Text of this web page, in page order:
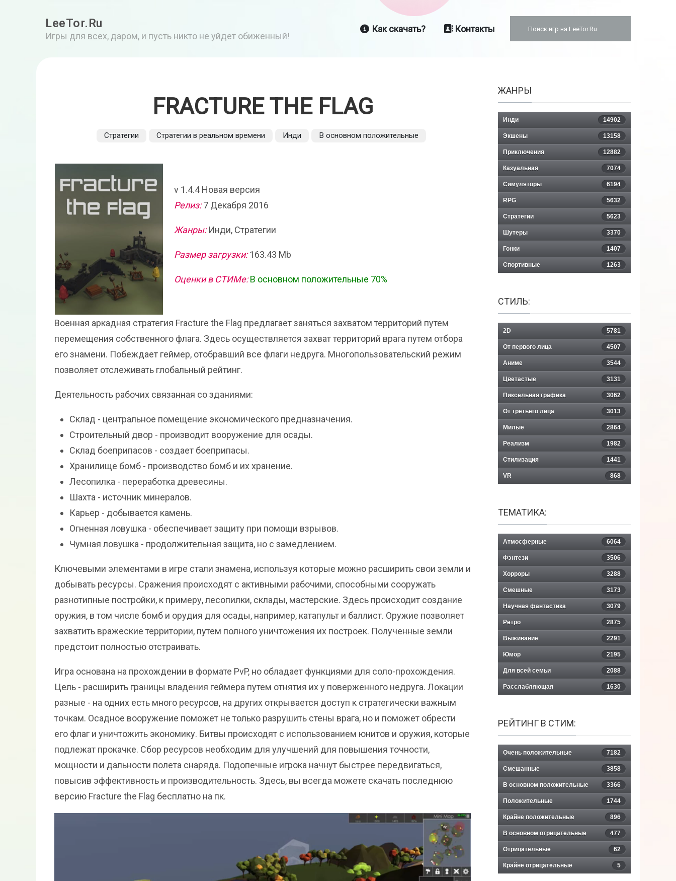
LeeTor.Ru
Игры для всех, даром, и пусть никто не уйдет обиженный!
Как скачать? Контакты
FRACTURE THE FLAG
Стратегии Стратегии в реальном времени Инди В основном положительные
v 1.4.4 Новая версия
Релиз:7 Декабря 2016
Жанры:Инди, Стратегии
Размер загрузки:163.43 Mb
Оценки в СТИМе: В основном положительные 70%
Военная аркадная стратегия Fracture the Flag предлагает заняться захватом территорий путем
перемещения собственного флага. Здесь осуществляется захват территорий врага путем отбора
его знамени. Побеждает геймер, отобравший все флаги недруга. Многопользовательский режим
позволяет отслеживать глобальный рейтинг.
Деятельность рабочих связанная со зданиями:
Склад - центральное помещение экономического предназначения.
Строительный двор - производит вооружение для осады.
Склад боеприпасов - создает боеприпасы.
Хранилище бомб - производство бомб и их хранение.
Лесопилка - переработка древесины.
Шахта - источник минералов.
Карьер - добывается камень.
Огненная ловушка - обеспечивает защиту при помощи взрывов.
Чумная ловушка - продолжительная защита, но с замедлением.
Ключевыми элементами в игре стали знамена, используя которые можно расширить свои земли и
добывать ресурсы. Сражения происходят с активными рабочими, способными сооружать
разнотипные постройки, к примеру, лесопилки, склады, мастерские. Здесь происходит создание
оружия, в том числе бомб и орудия для осады, например, катапульт и баллист. Оружие позволяет
захватить вражеские территории, путем полного уничтожения их построек. Полученные земли
предстоит полностью отстраивать.
Игра основана на прохождении в формате PvP, но обладает функциями для соло-прохождения.
Цель - расширить границы владения геймера путем отнятия их у поверженного недруга. Локации
разные - на одних есть много ресурсов, на других открывается доступ к стратегически важным
точкам. Осадное вооружение поможет не только разрушить стены врага, но и поможет обрести
его флаг и уничтожить экономику. Битвы происходят с использованием юнитов и оружия, которые
подлежат прокачке. Сбор ресурсов необходим для улучшений для повышения точности,
мощности и дальности полета снаряда. Подопечные игрока начнут быстрее передвигаться,
повысив эффективность и производительность. Здесь, вы всегда можете скачать последнюю
версию Fracture the Flag бесплатно на пк.
ЖАНРЫ
Инди 14902
Экшены 13158
Приключения 12882
Казуальная 7074
Симуляторы 6194
RPG 5632
Стратегии 5623
Шутеры 3370
Гонки 1407
Спортивные 1263
СТИЛЬ:
2D 5781
От первого лица 4507
Аниме 3544
Цветастые 3131
Пиксельная графика 3062
От третьего лица 3013
Милые 2864
Реализм 1982
Стилизация 1441
VR 868
ТЕМАТИКА:
Атмосферные 6064
Фэнтези 3506
Хорроры 3288
Смешные 3173
Научная фантастика 3079
Ретро 2875
Выживание 2291
Юмор 2195
Для всей семьи 2088
Расслабляющая 1630
РЕЙТИНГ В СТИМ:
Очень положительные 7182
Смешанные 3858
В основном положительные 3366
Положительные 1744
Крайне положительные 896
В основном отрицательные 477
Отрицательные 62
Крайне отрицательные 5